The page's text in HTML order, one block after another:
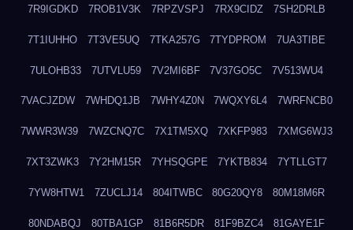
7R9IGDKD 7ROB1V3K 7RPZVSPJ 7RX9CIDZ 7SH2DRLB
7T1IUHHO 7T3VE5UQ 7TKA257G 7TYDPROM 7UA3TIBE
7ULOHB33 7UTVLU59 7V2MI6BF 7V37GO5C 7V513WU4
7VACJZDW 7WHDQ1JB 7WHY4Z0N 7WQXY6L4 7WRFNCB0
7WWR3W39 7WZCNQ7C 7X1TM5XQ 7XKFP983 7XMG6WJ3
7XT3ZWK3 7Y2HM15R 7YHSQGPE 7YKTB834 7YTLLGT7
7YW8HTW1 7ZUCLJ14 804ITWBC 80G20QY8 80M18M6R
80NDABQJ 80TBA1GP 81B6R5DR 81F9BZC4 81GAYE1F